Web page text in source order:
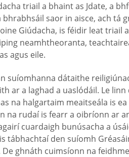
triail a bhaint as Jdate, a
bhrabhsáil saor in aisce, ach
Giúdacha, is féidir leat triail
neamhtheoranta,
agus eile.
suíomhanna dátaithe
ar a laghad a uaslódáil. Le
na halgartaim meaitseála is
na rudaí is fearr a oibríonn ar
cuardaigh bunúsacha a
tábhachtaí den suíomh
ghnáth cuimsíonn na